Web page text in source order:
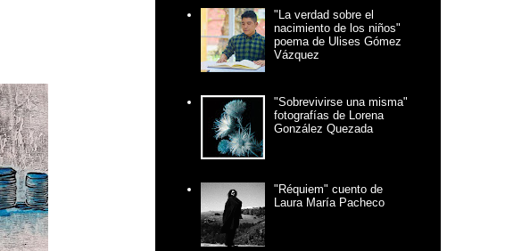
"La verdad sobre el
nacimiento de los niños"
poema de Ulises Gómez
Vázquez
"Sobrevivirse una misma"
fotografías de Lorena
González Quezada
"Réquiem" cuento de
Laura María Pacheco